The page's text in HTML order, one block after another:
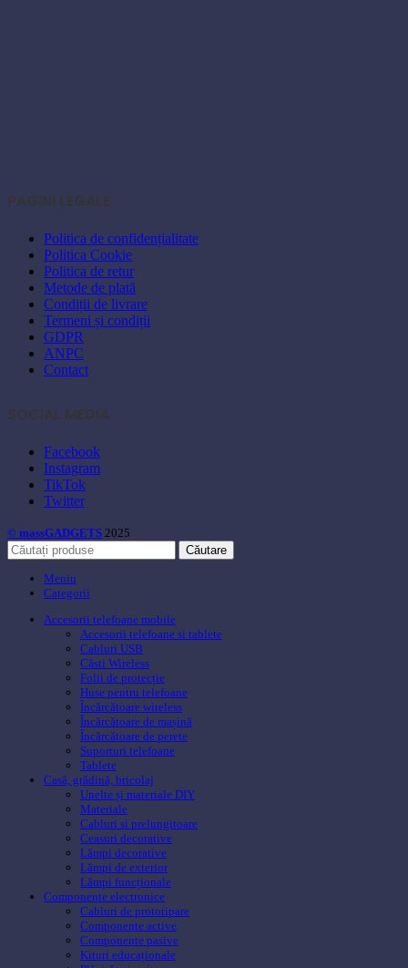
PAGINI LEGALE
Politica de confidențialitate
Politica Cookie
Politica de retur
Metode de plată
Condiții de livrare
Termeni și condiții
GDPR
ANPC
Contact
SOCIAL MEDIA
Facebook
Instagram
TikTok
Twitter
© massGADGETS 2025
Căutare
Meniu
Categorii
Accesorii telefoane mobile
Accesorii telefoane si tablete
Cabluri USB
Căsti Wireless
Folii de protecție
Huse pentru telefoane
Încărcătoare wireless
Încărcătoare de mașină
Încărcătoare de perete
Suporturi telefoane
Tablete
Casă, grădină, bricolaj
Unelte și materiale DIY
Materiale
Cabluri si prelungitoare
Ceasuri decorative
Lămpi decorative
Lămpi de exterior
Lămpi funcționale
Componente electronice
Cabluri de prototipare
Componente active
Componente pasive
Kituri educaționale